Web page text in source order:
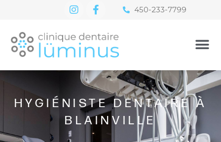
450-233-7799
HYGIÉNISTE DENTAIRE À
BLAINVILLE